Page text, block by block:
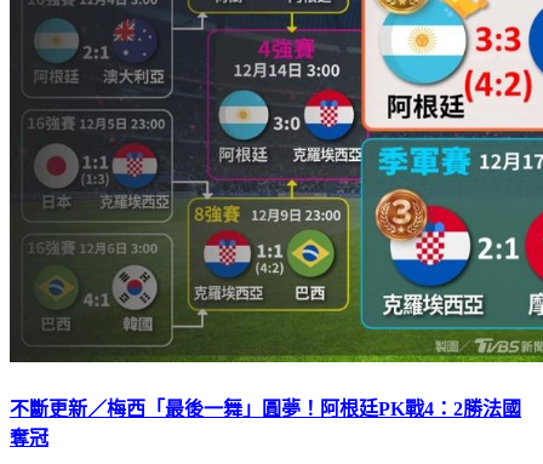
不斷更新／梅西「最後一舞」圓夢！阿根廷PK戰4：2勝法國
奪冠